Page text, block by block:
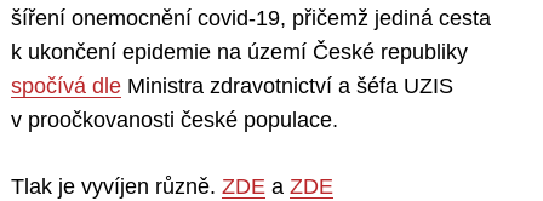
šíření onemocnění covid-19, přičemž jediná cesta
k ukončení epidemie na území České republiky
spočívá dle Ministra zdravotnictví a šéfa UZIS
v proočkovanosti české populace.
Tlak je vyvíjen různě. ZDE a ZDE